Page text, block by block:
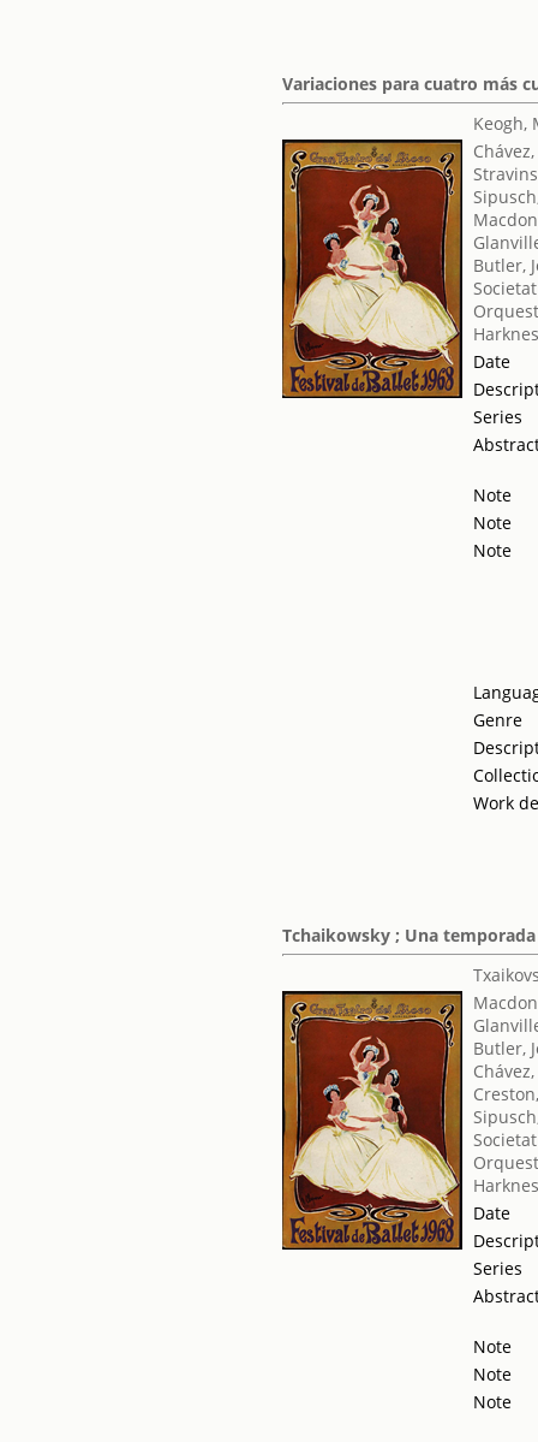
Variaciones para cuatro más
Keogh,
Butler,
Date
Series
Note
Note
Note
Genre
Work
Tchaikowsky ; Una
Butler,
Date
Series
Note
Note
Note